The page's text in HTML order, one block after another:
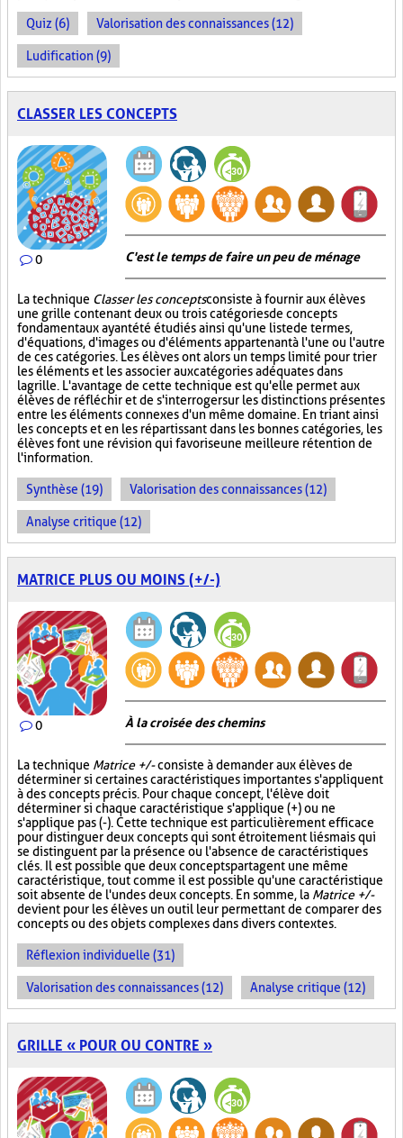
Quiz (6) Valorisation des connaissances (12)
Ludification (9)
CLASSER LES CONCEPTS
0 C'est le temps de faire un peu de ménage
La technique Classer les conceptsconsiste à fournir aux élèves
une grille contenant deux ou trois catégories de concepts
fondamentaux ayant été étudiés ainsi qu'une liste de termes,
d'équations, d'images ou d'éléments appartenant à l'une ou l'autre
de ces catégories. Les élèves ont alors un temps limité pour trier
les éléments et les associer aux catégories adéquates dans
la grille. L'avantage de cette technique est qu'elle permet aux
élèves de réfléchir et de s'interroger sur les distinctions présentes
entre les éléments connexes d'un même domaine. En triant ainsi
les concepts et en les répartissant dans les bonnes catégories, les
élèves font une révision qui favorise une meilleure rétention de
l'information.
Synthèse (19) Valorisation des connaissances (12)
Analyse critique (12)
MATRICE PLUS OU MOINS (+/-)
0 À la croisée des chemins
La technique Matrice +/-consiste à demander aux élèves de
déterminer si certaines caractéristiques importantes s'appliquent
à des concepts précis. Pour chaque concept, l'élève doit
déterminer si chaque caractéristique s'applique (+) ou ne
s'applique pas (-). Cette technique est particulièrement efficace
pour distinguer deux concepts qui sont étroitement liés mais qui
se distinguent par la présence ou l'absence de caractéristiques
clés. Il est possible que deux concepts partagent une même
caractéristique, tout comme il est possible qu'une caractéristique
soit absente de l'un des deux concepts. En somme, la Matrice +/-
devient pour les élèves un outil leur permettant de comparer des
concepts ou des objets complexes dans divers contextes.
Réflexion individuelle (31)
Valorisation des connaissances (12) Analyse critique (12)
GRILLE « POUR OU CONTRE »